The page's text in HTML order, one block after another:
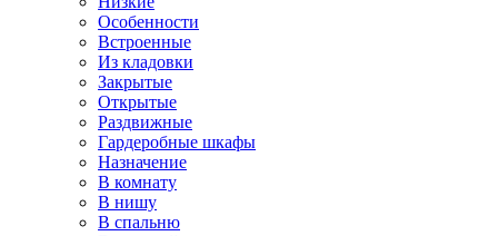
Особенности
Встроенные
Из кладовки
Закрытые
Открытые
Раздвижные
Гардеробные шкафы
Назначение
В комнату
В нишу
В спальню